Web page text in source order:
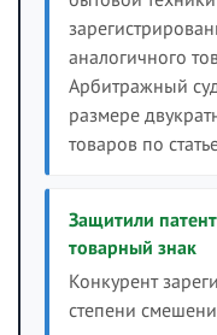
аналогичного
Арбитражный
размере
товаров по
Защитили
товарный знак
Конкурент
степени